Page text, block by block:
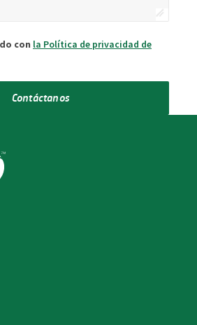
con la Política de privacidad de
Contáctanos